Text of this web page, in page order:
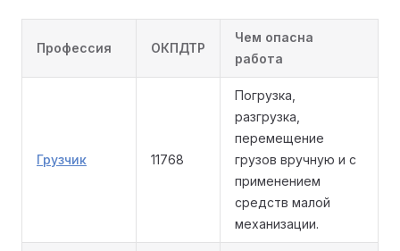
Профессия ОКПДТР
Чем опасна
работа
Грузчик 11768
Погрузка,
разгрузка,
перемещение
грузов вручную и с
применением
средств малой
механизации.